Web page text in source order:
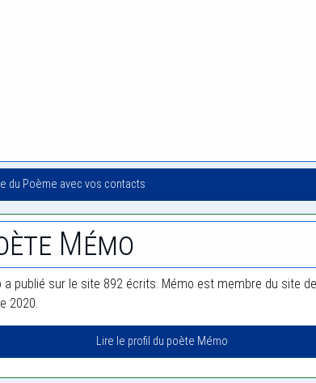
du Poème avec vos contacts
Mémo
a publié sur le site 892 écrits. Mémo est membre du site
2020.
Lire le profil du poète Mémo